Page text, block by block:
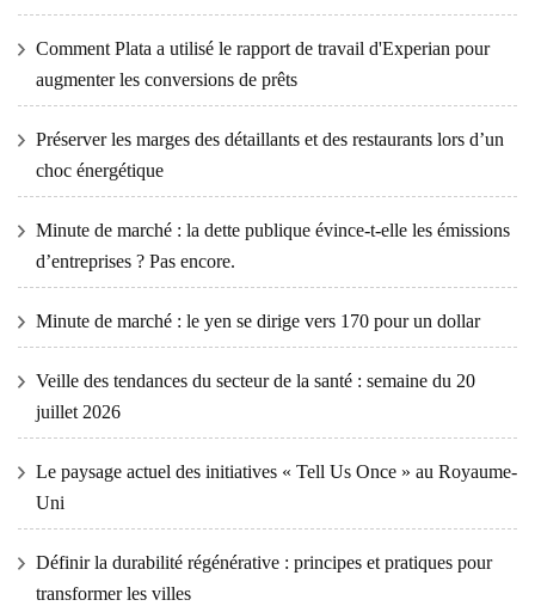
Comment Plata a utilisé le rapport de travail d'Experian pour
augmenter les conversions de prêts
Préserver les marges des détaillants et des restaurants lors d’un
choc énergétique
Minute de marché : la dette publique évince-t-elle les émissions
d’entreprises ? Pas encore.
Minute de marché : le yen se dirige vers 170 pour un dollar
Veille des tendances du secteur de la santé : semaine du 20
juillet 2026
Le paysage actuel des initiatives « Tell Us Once » au Royaume-
Uni
Définir la durabilité régénérative : principes et pratiques pour
transformer les villes